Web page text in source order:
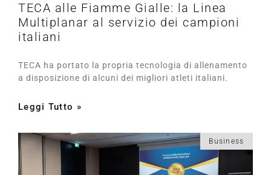
TECA alle Fiamme Gialle: la Linea
Multiplanar al servizio dei campioni
italiani
TECA ha portato la propria tecnologia di allenamento
a disposizione di alcuni dei migliori atleti italiani.
Leggi Tutto »
Business